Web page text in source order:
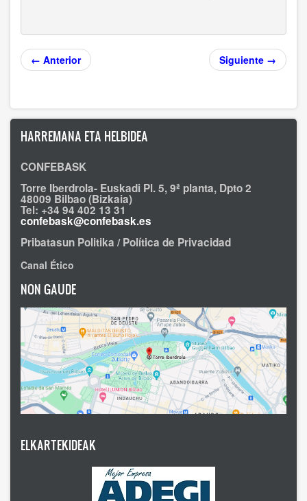
← Anterior Siguiente →
HARREMANA ETA HELBIDEA
CONFEBASK
Torre Iberdrola- Euskadi Pl. 5, 9ª planta, Dpto 2
48009 Bilbao (Bizkaia)
Tel: +34 94 402 13 31
confebask@confebask.es
Pribatasun Politika / Política de Privacidad
Canal Ético
NON GAUDE
ELKARTEKIDEAK